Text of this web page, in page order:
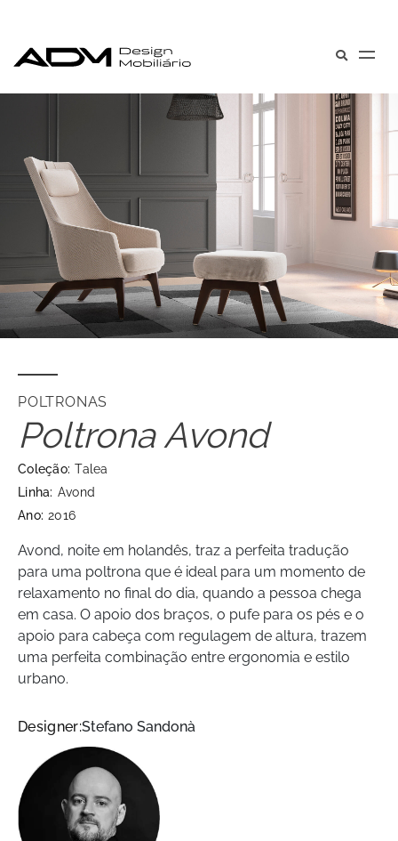
POLTRONAS
Poltrona Avond
Coleção: Talea
Linha: Avond
Ano: 2016
Avond, noite em holandês, traz a perfeita tradução
para uma poltrona que é ideal para um momento de
relaxamento no final do dia, quando a pessoa chega
em casa. O apoio dos braços, o pufe para os pés e o
apoio para cabeça com regulagem de altura, trazem
uma perfeita combinação entre ergonomia e estilo
urbano.
Designer:Stefano Sandonà